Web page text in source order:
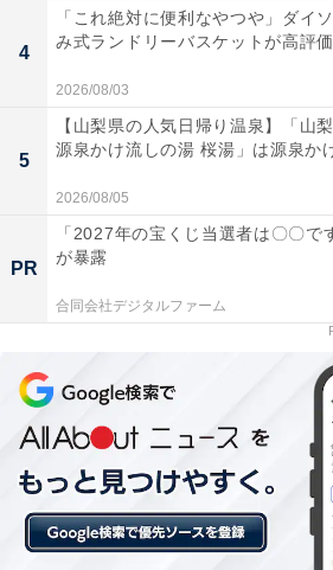
4
「これ絶対に便利なやつや」ダイ
み式ランドリーバスケットが高評価
2026/08/03
5
【山梨県の人気日帰り温泉】「山
源泉かけ流しの湯 桜湯」は源泉か
2026/08/05
PR
「2027年の宝くじ当選者は〇〇で
が暴露
合同会社デジタルファーム